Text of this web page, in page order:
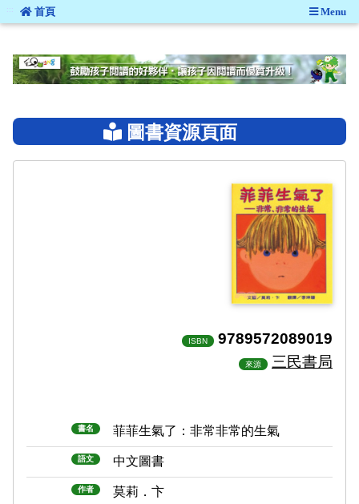
::: 首頁 Menu
圖書資源頁面
ISBN 9789572089019
來源 三民書局
書名 菲菲生氣了：非常非常的生氣
語文 中文圖書
作者 莫莉．卞